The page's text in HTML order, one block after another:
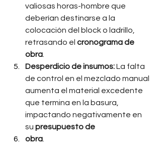
valiosas horas-hombre que
deberían destinarse a la
colocación del block o ladrillo,
retrasando el cronograma de
obra
Desperdicio de insumos: La falta
de control en el mezclado manual
aumenta el material excedente
que termina en la basura,
impactando negativamente en
su presupuesto de
obra